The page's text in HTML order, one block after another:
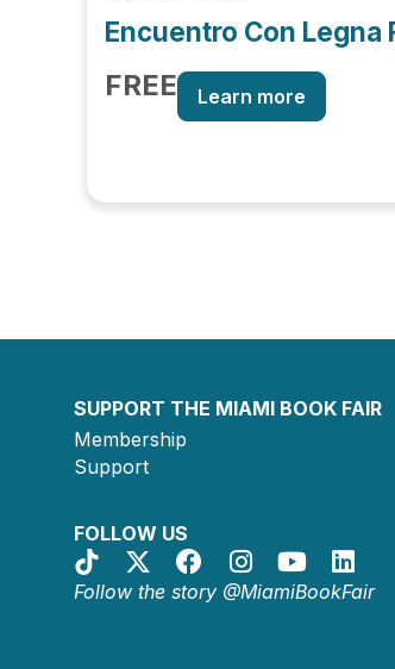
Encuentro Con Legna
FREE Learn more
SUPPORT THE MIAMI BOOK FAIR
Membership
Support
FOLLOW US
Follow the story @MiamiBookFair